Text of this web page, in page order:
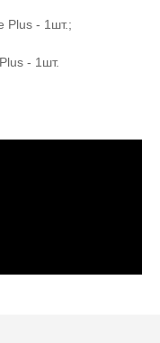
Plus - 1шт.;
- 1шт.